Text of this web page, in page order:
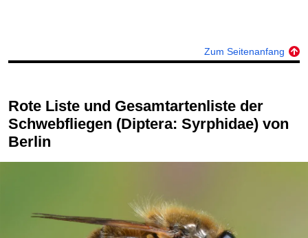
Zum Seitenanfang
Rote Liste und Gesamtartenliste der
Schwebfliegen (Diptera: Syrphidae) von
Berlin